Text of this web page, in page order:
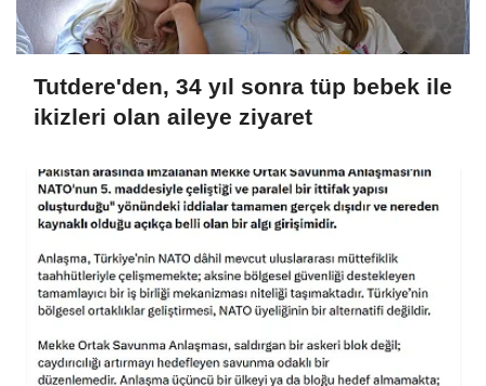
Tutdere'den, 34 yıl sonra tüp bebek ile
ikizleri olan aileye ziyaret